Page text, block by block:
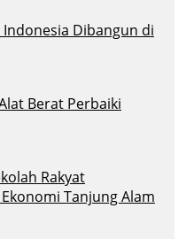
Dibangun di
Berat Perbaiki
Rakyat
Tanjung Alam